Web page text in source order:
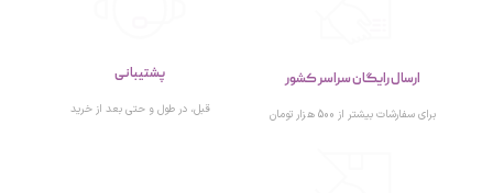
ارسال رایگان سراسر کشور
برای سفارشات بیشتر از 500 هزار تومان
پشتیبانی
قبل، در طول و حتی بعد از خرید